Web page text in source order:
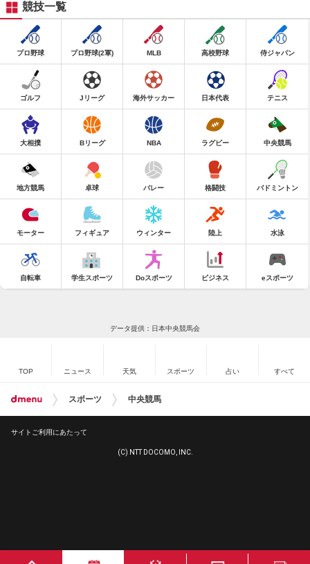
競技一覧
プロ野球 プロ野球(2軍) MLB 高校野球 侍ジャパン
ゴルフ Jリーグ 海外サッカー 日本代表 テニス
大相撲 Bリーグ NBA ラグビー 中央競馬
地方競馬 卓球 バレー 格闘技 バドミントン
モーター フィギュア ウィンター 陸上 水泳
自転車 学生スポーツ Doスポーツ ビジネス eスポーツ
データ提供：日本中央競馬会
TOP ニュース 天気 スポーツ 占い すべて
スポーツ 中央競馬
サイトご利用にあたって
(C) NTT DOCOMO, INC.